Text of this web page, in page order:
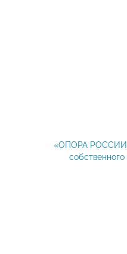
«ОПОРА РОССИИ»